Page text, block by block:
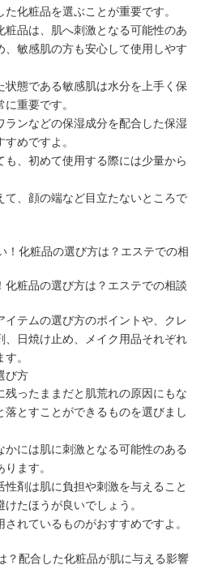
た化粧品を選ぶことが重要です。
品は、肌へ刺激となる可能性のあ
敏感肌の方も安心して使用しやす
状態である敏感肌は水分を上手く保
に重要です。
ランなどの保湿成分を配合した保湿
めですよ。
、初めて使用する際には少量から
、 顔の端など目立たないところで
化粧品の選び方は？エステでの相談
イテムの選び方のポイントや、クレ
、日焼け止め、メイク用品それぞれ
。
び方
残ったままだと 肌荒れの原因にもな
落とすことができるものを選びまし
かには肌に刺激となる可能性のある
ます。
性剤 は肌に負担や刺激を与えること
たほうが良いでしょう。
されているものがおすすめですよ。